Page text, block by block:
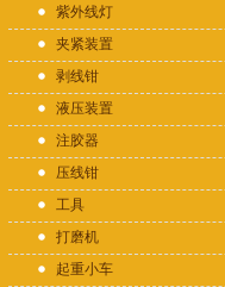
紫外线灯
夹紧装置
剥线钳
液压装置
注胶器
压线钳
工具
打磨机
起重小车